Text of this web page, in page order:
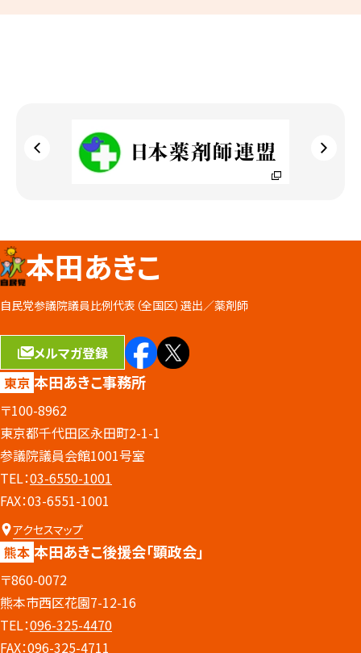
本田あきこ
自民党参議院議員比例代表（全国区）選出／薬剤師
メルマガ登録
東京 本田あきこ事務所
〒100-8962
東京都千代田区永田町2-1-1
参議院議員会館1001号室
TEL：03-6550-1001
FAX：03-6551-1001
アクセスマップ
熊本 本田あきこ後援会「顕政会」
〒860-0072
熊本市西区花園7-12-16
TEL：096-325-4470
FAX：096-325-4711